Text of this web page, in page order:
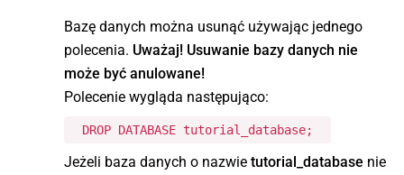
Bazę danych można usunąć używając jednego
polecenia. Uważaj! Usuwanie bazy danych nie
może być anulowane!
Polecenie wygląda następująco:
DROP DATABASE tutorial_database;
Jeżeli baza danych o nazwie tutorial_database nie